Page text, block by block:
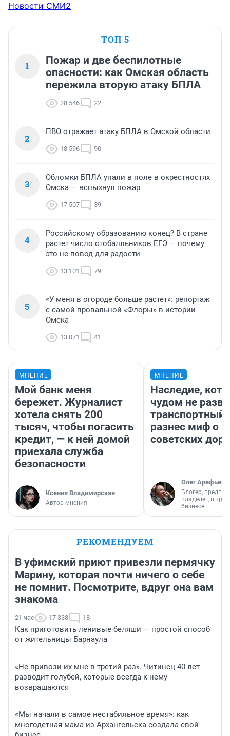
Новости СМИ2
ТОП 5
1
Пожар и две беспилотные
опасности: как Омская область
пережила вторую атаку БПЛА
28 546 22
2
ПВО отражает атаку БПЛА в Омской области
18 596 90
3
Обломки БПЛА упали в поле в окрестностях
Омска — вспыхнул пожар
17 507 39
4
Российскому образованию конец? В стране
растет число стобалльников ЕГЭ — почему
это не повод для радости
13 101 79
5
«У меня в огороде больше растет»: репортаж
с самой провальной «Флоры» в истории
Омска
13 071 41
МНЕНИЕ
Мой банк меня
бережет. Журналист
хотела снять 200
тысяч, чтобы погасить
кредит, — к ней домой
приехала служба
безопасности
Ксения Владимирская
Автор мнения
МНЕНИЕ
Наследие,
чудом не
транспортный
разнес миф о
советских
Олег Арефьев
Блогер,
владелец в
бизнесе
РЕКОМЕНДУЕМ
В уфимский приют привезли пермячку
Марину, которая почти ничего о себе
не помнит. Посмотрите, вдруг она вам
знакома
21 час 17 338 18
Как приготовить ленивые беляши — простой способ
от жительницы Барнаула
«Не привози их мне в третий раз». Читинец 40 лет
разводит голубей, которые всегда к нему
возвращаются
«Мы начали в самое нестабильное время»: как
многодетная мама из Архангельска создала свой